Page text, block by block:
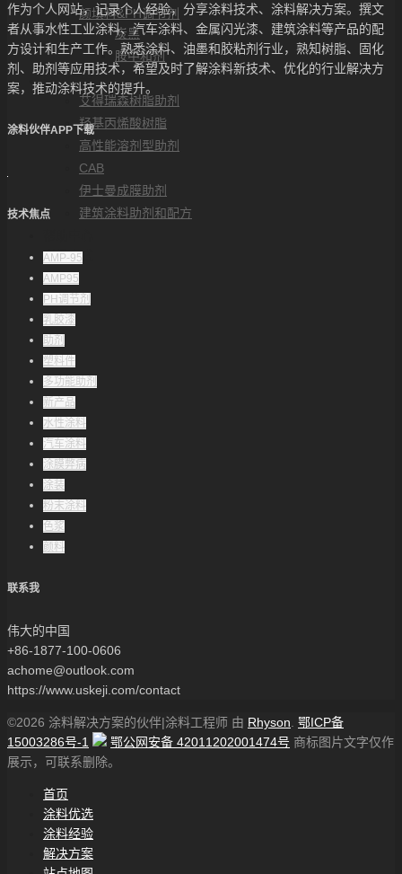
颜填料&PH调节剂
炭黑
胺中和剂
解决方案
艾得瑞森树脂助剂
羟基丙烯酸树脂
高性能溶剂型助剂
CAB
伊士曼成膜助剂
建筑涂料助剂和配方
联系方式
作为个人网站，记录个人经验，分享涂料技术、涂料解决方案。撰文
者从事水性工业涂料、汽车涂料、金属闪光漆、建筑涂料等产品的配
方设计和生产工作。熟悉涂料、油墨和胶粘剂行业，熟知树脂、固化
剂、助剂等应用技术，希望及时了解涂料新技术、优化的行业解决方
案，推动涂料技术的提升。
涂料伙伴APP下载
技术焦点
AMP-95
AMP95
PH调节剂
乳胶漆
助剂
塑料件
多功能助剂
新产品
水性涂料
汽车涂料
涂膜弊病
涂装
粉末涂料
色浆
颜料
联系我
伟大的中国
+86-1877-100-0606
achome@outlook.com
https://www.uskeji.com/contact
©2026 涂料解决方案的伙伴|涂料工程师 由 Rhyson. 鄂ICP备
15003286号-1
鄂公网安备 42011202001474号 商标图片文字仅作
展示，可联系删除。
首页
涂料优选
涂料经验
解决方案